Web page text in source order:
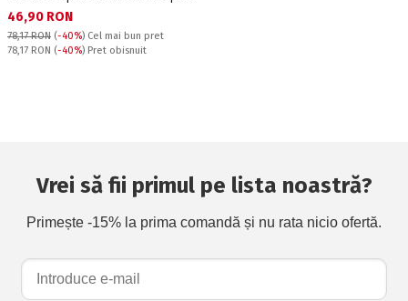
Текуща цена:
46,90 RON
78,17 RON (-40%) Cel mai bun pret
Pret obisnuit:
78,17 RON (-40%) Pret obisnuit
Vrei să fii primul pe lista noastră?
Primește -15% la prima comandă și nu rata nicio ofertă.